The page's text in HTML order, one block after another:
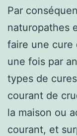
Par
naturopathes
faire une cure
une fois par
types de
courant de
la maison ou
courant, et